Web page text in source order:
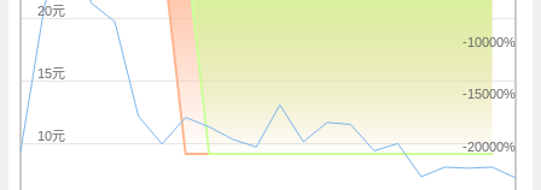
-20000%
-15000%
-10000%
10元
15元
20元